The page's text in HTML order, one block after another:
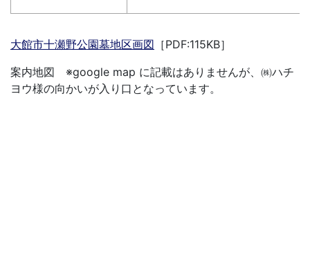
大館市十瀬野公園墓地区画図 ［PDF:115KB］
案内地図 ※google map に記載はありませんが、㈱ハチ
ヨウ様の向かいが入り口となっています。